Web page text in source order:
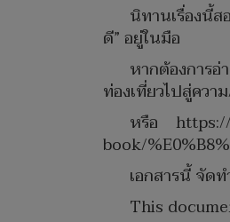
นิทานเรื่องนี้ส
ดี” อยู่ในมือ
หากต้องการ
ท่องเที่ยวไปสู่ควา
หรือ https://
book/
เอกสารนี้ จัด
This